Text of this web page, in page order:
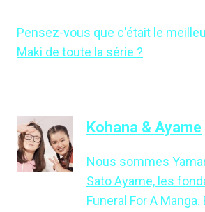
Pensez-vous que c'était le
Maki de toute la série ?
Kohana & Ayame
Nous sommes
Sato Ayame, les
Funeral For A Manga.